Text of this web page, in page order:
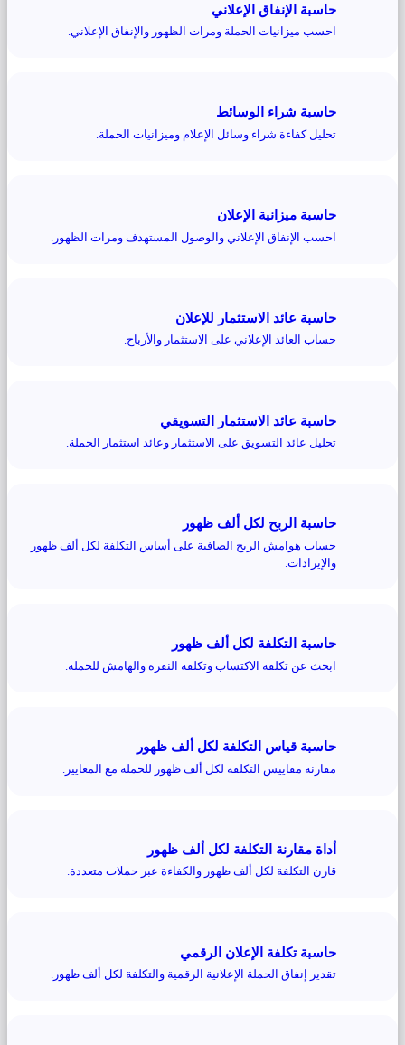
حاسبة الإنفاق الإعلاني
احسب ميزانيات الحملة ومرات الظهور والإنفاق الإعلاني.
حاسبة شراء الوسائط
تحليل كفاءة شراء وسائل الإعلام وميزانيات الحملة.
حاسبة ميزانية الإعلان
احسب الإنفاق الإعلاني والوصول المستهدف ومرات الظهور.
حاسبة عائد الاستثمار للإعلان
حساب العائد الإعلاني على الاستثمار والأرباح.
حاسبة عائد الاستثمار التسويقي
تحليل عائد التسويق على الاستثمار وعائد استثمار الحملة.
حاسبة الربح لكل ألف ظهور
حساب هوامش الربح الصافية على أساس التكلفة لكل ألف ظهور
والإيرادات.
حاسبة التكلفة لكل ألف ظهور
ابحث عن تكلفة الاكتساب وتكلفة النقرة والهامش للحملة.
حاسبة قياس التكلفة لكل ألف ظهور
مقارنة مقاييس التكلفة لكل ألف ظهور للحملة مع المعايير.
أداة مقارنة التكلفة لكل ألف ظهور
قارن التكلفة لكل ألف ظهور والكفاءة عبر حملات متعددة.
حاسبة تكلفة الإعلان الرقمي
تقدير إنفاق الحملة الإعلانية الرقمية والتكلفة لكل ألف ظهور.